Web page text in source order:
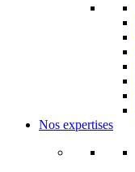
Nos expertises